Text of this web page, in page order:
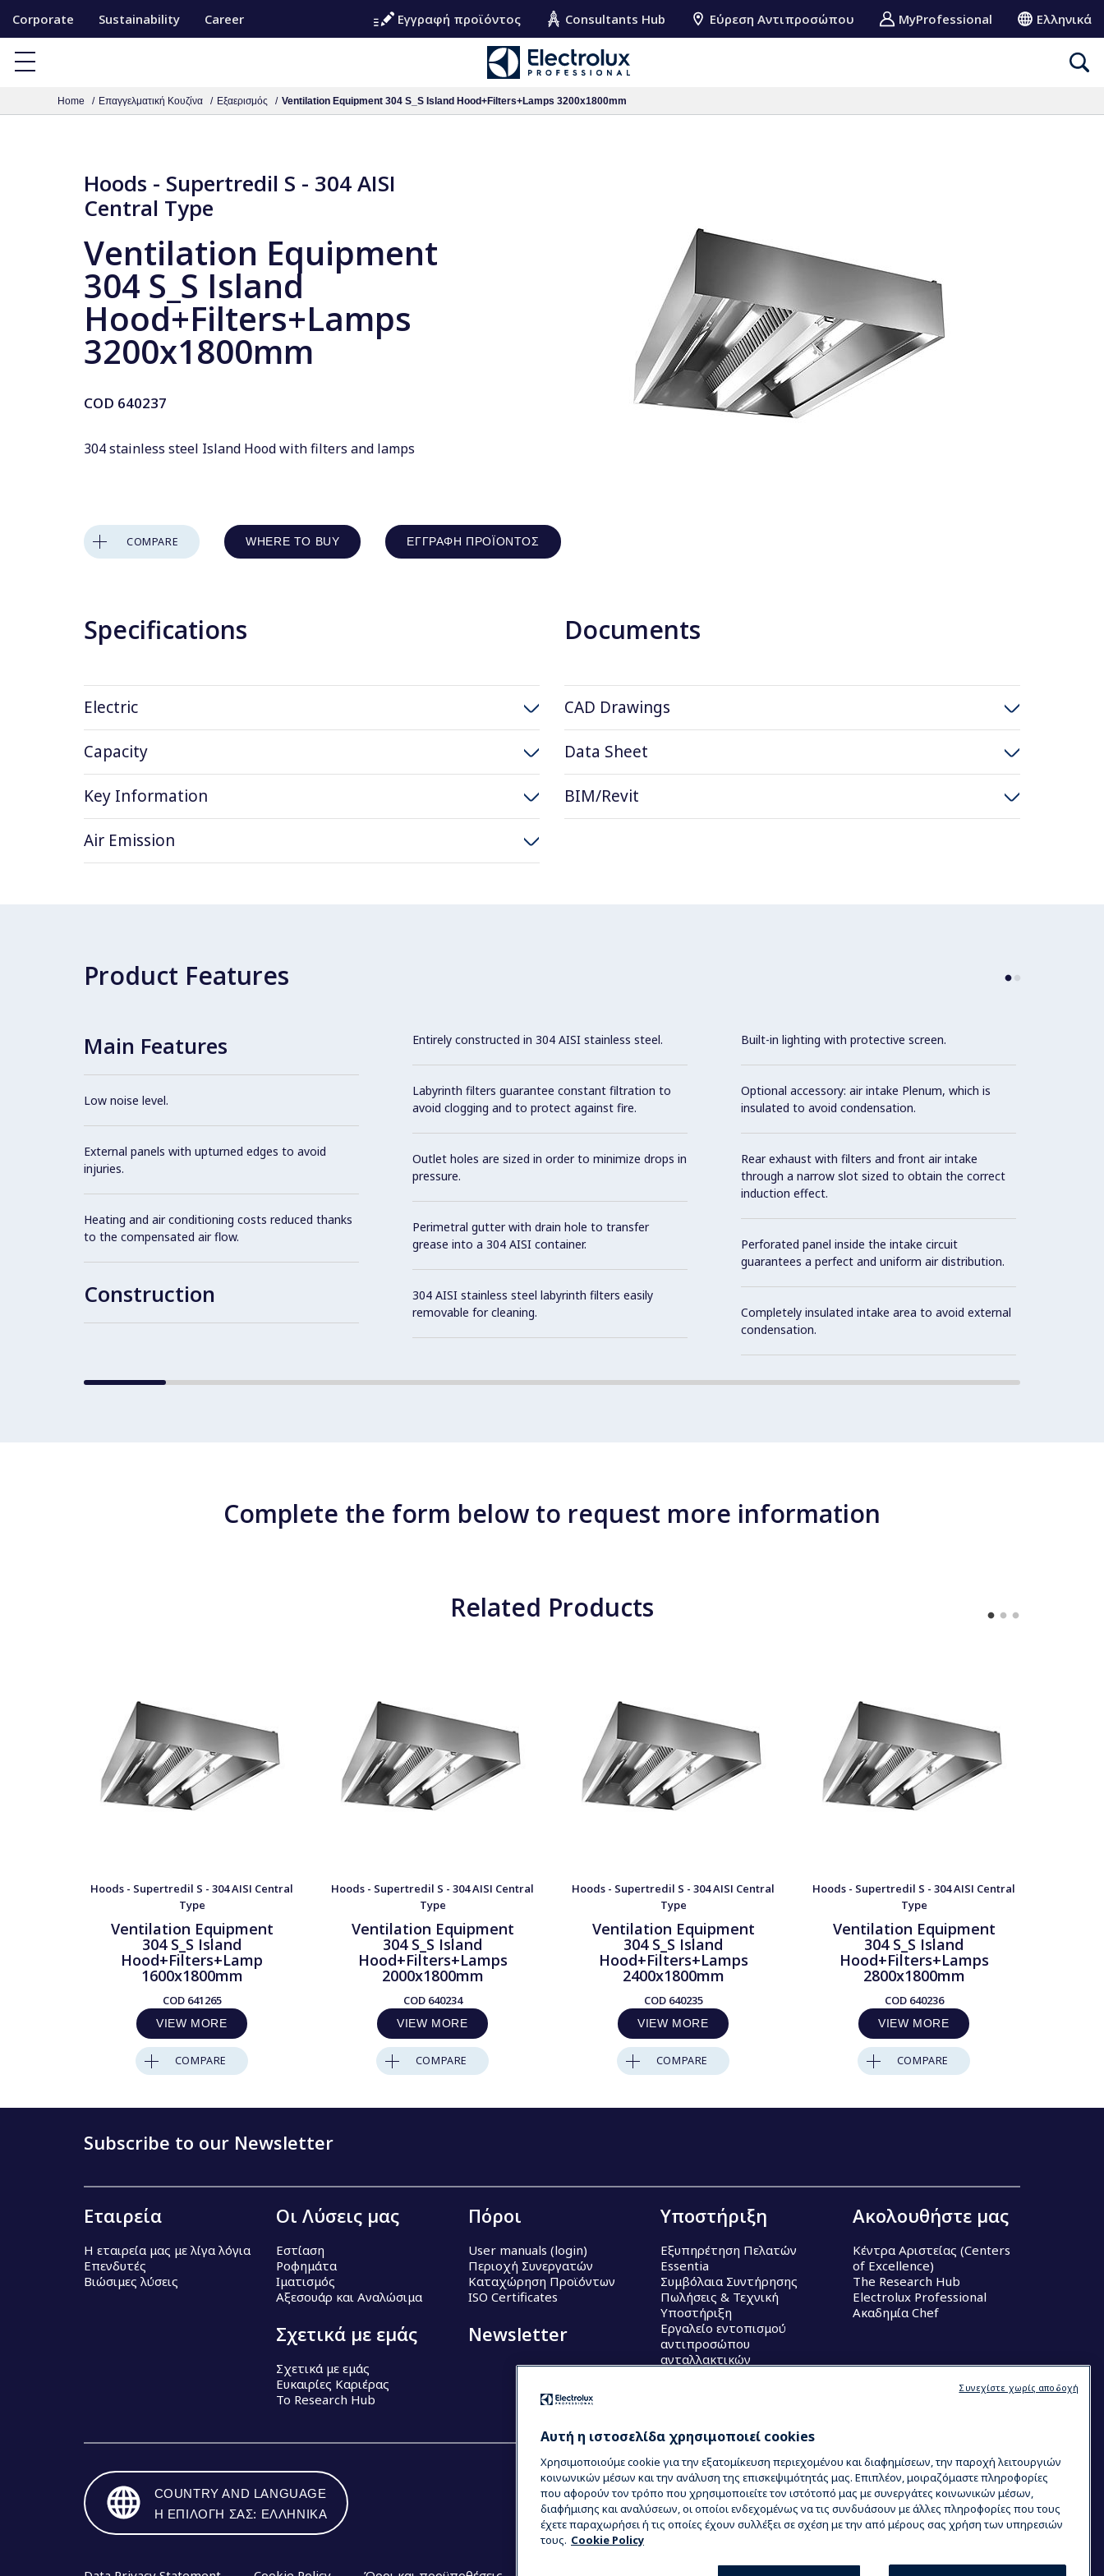
k
Corporate Sustainability Career Εγγραφή προϊόντος Consultants Hub Εύρεση Αντιπροσώπου MyProfessional Ελληνικά
Home Επαγγελματική Κουζίνα Εξαερισμός Ventilation Equipment 304 S_S Island Hood+Filters+Lamps 3200x1800mm
Hoods - Supertredil S - 304 AISI
Central Type
Ventilation Equipment
304 S_S Island
Hood+Filters+Lamps
3200x1800mm
COD 640237
304 stainless steel Island Hood with filters and lamps
COMPARE WHERE TO BUY ΕΓΓΡΑΦΉ ΠΡΟΪΌΝΤΟΣ
Specifications
Electric
Capacity
Key Information
Air Emission
Documents
CAD Drawings
Data Sheet
BIM/Revit
Product Features
Main Features
Low noise level.
External panels with upturned edges to avoid
injuries.
Heating and air conditioning costs reduced thanks
to the compensated air flow.
Construction
Entirely constructed in 304 AISI stainless steel.
Labyrinth filters guarantee constant filtration to
avoid clogging and to protect against fire.
Outlet holes are sized in order to minimize drops in
pressure.
Perimetral gutter with drain hole to transfer
grease into a 304 AISI container.
304 AISI stainless steel labyrinth filters easily
removable for cleaning.
Built-in lighting with protective screen.
Optional accessory: air intake Plenum, which is
insulated to avoid condensation.
Rear exhaust with filters and front air intake
through a narrow slot sized to obtain the correct
induction effect.
Perforated panel inside the intake circuit
guarantees a perfect and uniform air distribution.
Completely insulated intake area to avoid external
condensation.
Complete the form below to request more information
Related Products
Hoods - Supertredil S - 304 AISI Central
Type
Ventilation Equipment
304 S_S Island
Hood+Filters+Lamp
1600x1800mm
COD 641265
VIEW MORE
COMPARE
Hoods - Supertredil S - 304 AISI Central
Type
Ventilation Equipment
304 S_S Island
Hood+Filters+Lamps
2000x1800mm
COD 640234
VIEW MORE
COMPARE
Hoods - Supertredil S - 304 AISI Central
Type
Ventilation Equipment
304 S_S Island
Hood+Filters+Lamps
2400x1800mm
COD 640235
VIEW MORE
COMPARE
Hoods - Supertredil S - 304 AISI Central
Type
Ventilation Equipment
304 S_S Island
Hood+Filters+Lamps
2800x1800mm
COD 640236
VIEW MORE
COMPARE
Subscribe to our Newsletter
Εταιρεία
Η εταιρεία μας με λίγα λόγια
Επενδυτές
Βιώσιμες λύσεις
Οι Λύσεις μας
Εστίαση
Ροφημάτα
Ιματισμός
Αξεσουάρ και Αναλώσιμα
Σχετικά με εμάς
Σχετικά με εμάς
Ευκαιρίες Καριέρας
Το Research Hub
Πόροι
User manuals (login)
Περιοχή Συνεργατών
Καταχώρηση Προϊόντων
ISO Certificates
Newsletter
Υποστήριξη
Εξυπηρέτηση Πελατών
Essentia
Συμβόλαια Συντήρησης
Πωλήσεις & Τεχνική
Υποστήριξη
Εργαλείο εντοπισμού
αντιπροσώπου
ανταλλακτικών
Ακολουθήστε μας
Κέντρα Αριστείας (Centers
of Excellence)
The Research Hub
Electrolux Professional
Ακαδημία Chef
COUNTRY AND LANGUAGE
Η ΕΠΙΛΟΓΉ ΣΑΣ: ΕΛΛΗΝΙΚΆ
Αυτή η ιστοσελίδα χρησιμοποιεί cookies
Χρησιμοποιούμε cookie για την εξατομίκευση περιεχομένου και διαφημίσεων, την παροχή λειτουργιών
κοινωνικών μέσων και την ανάλυση της επισκεψιμότητάς μας. Επιπλέον, μοιραζόμαστε πληροφορίες
που αφορούν τον τρόπο που χρησιμοποιείτε τον ιστότοπό μας με συνεργάτες κοινωνικών μέσων,
διαφήμισης και αναλύσεων, οι οποίοι ενδεχομένως να τις συνδυάσουν με άλλες πληροφορίες που τους
έχετε παραχωρήσει ή τις οποίες έχουν συλλέξει σε σχέση με την από μέρους σας χρήση των υπηρεσιών
τους. Cookie Policy
Συνεχίστε χωρίς αποδοχή